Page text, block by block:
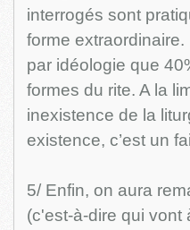
interrogés sont
forme
par idéologie que
formes du rite. A la
inexistence de la
existence, c’est un
5/ Enfin, on aura
(c'est-à-dire qui vont